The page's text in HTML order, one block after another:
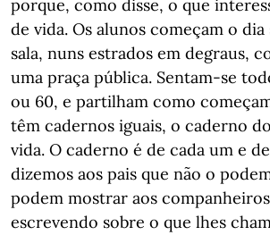
porque, como disse, o que
de vida. Os alunos começam o dia
sala, nuns estrados em degraus,
uma praça pública. Sentam-se
ou 60, e partilham como
têm cadernos iguais, o caderno
vida. O caderno é de cada um e
dizemos aos pais que não o
podem mostrar aos
escrevendo sobre o que lhes